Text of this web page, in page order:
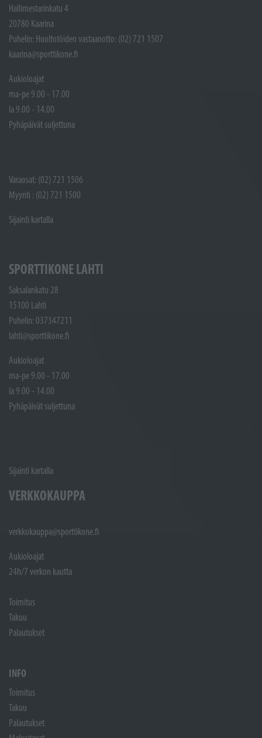
Hallimestarinkatu 4
20780 Kaarina
Puhelin: Huoltotöiden vastaanotto: (02) 721 1507
kaarina@sporttikone.fi
Aukioloajat
ma-pe 9.00 - 17.00
la 9.00 - 14.00
Pyhäpäivät suljettuna
Varaosat: (02) 721 1506
Myynti : (02) 721 1500
Sijainti kartalla
SPORTTIKONE LAHTI
Saksalankatu 28
15100 Lahti
Puhelin: 037347211
lahti@sporttikone.fi
Aukioloajat
ma-pe 9.00 - 17.00
la 9.00 - 14.00
Pyhäpäivät suljettuna
Sijainti kartalla
VERKKOKAUPPA
verkkokauppa@sporttikone.fi
Aukioloajat
24h/7 verkon kautta
Toimitus
Takuu
Palautukset
INFO
Toimitus
Takuu
Palautukset